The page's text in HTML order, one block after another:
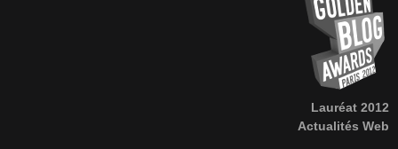
Lauréat 2012
Actualités Web